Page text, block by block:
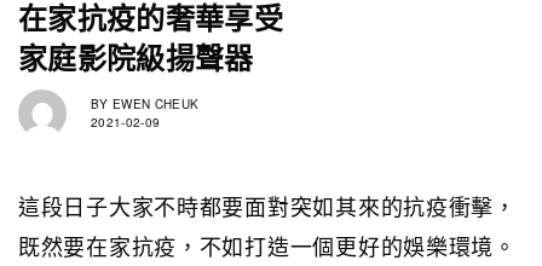
在家抗疫的奢華享受
家庭影院級揚聲器
BY EWEN CHEUK
2021-02-09
這段日子大家不時都要面對突如其來的抗疫衝擊，
既然要在家抗疫，不如打造一個更好的娛樂環境。